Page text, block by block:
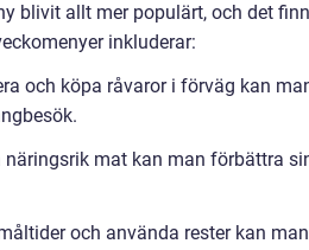
blivit allt mer populärt, och det
inkluderar:
och köpa råvaror i förväg kan
mat kan man förbättra
och använda rester kan